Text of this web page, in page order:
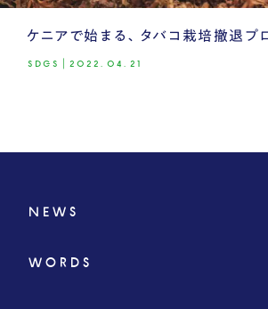
ケニアで始まる、タバコ栽培撤退プ
SDGS 2022.04.21
NEWS
WORDS